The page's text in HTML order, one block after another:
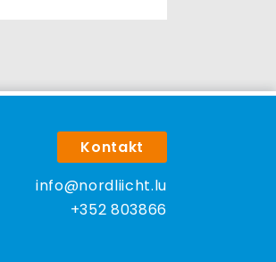
Kontakt
info@nordliicht.lu
+352 803866